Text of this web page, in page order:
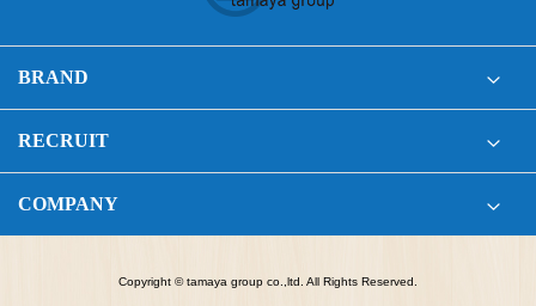
BRAND
RECRUIT
COMPANY
Copyright © tamaya group co.,ltd. All Rights Reserved.